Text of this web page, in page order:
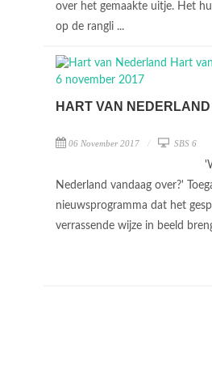
over het gemaakte uitje. Het
op de rangli ...
HART VAN NEDERLAND
06 November 2017 SBS 6
Nederland vandaag over?'
nieuwsprogramma dat het
verrassende wijze in beeld